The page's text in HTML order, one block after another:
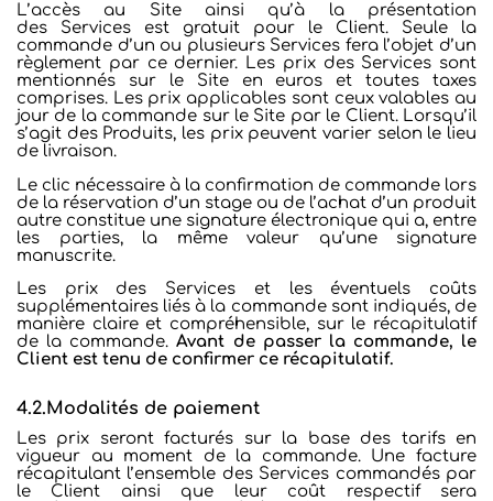
L’accès au Site ainsi qu’à la présentation
des Services est gratuit pour le Client. Seule la
commande d’un ou plusieurs Services fera l’objet d’un
règlement par ce dernier. Les prix des Services sont
mentionnés sur le Site en euros et toutes taxes
comprises. Les prix applicables sont ceux valables au
jour de la commande sur le Site par le Client. Lorsqu’il
s’agit des Produits, les prix peuvent varier selon le lieu
de livraison.
Le clic nécessaire à la confirmation de commande lors
de la réservation d’un stage ou de l’achat d’un produit
autre constitue une signature électronique qui a, entre
les parties, la même valeur qu’une signature
manuscrite.
Les prix des Services et les éventuels coûts
supplémentaires liés à la commande sont indiqués, de
manière claire et compréhensible, sur le récapitulatif
de la commande.Avant de passer la commande, le
Client est tenu de confirmer ce récapitulatif.
4.2.Modalités de paiement
Les prix seront facturés sur la base des tarifs en
vigueur au moment de la commande. Une facture
récapitulant l’ensemble des Services commandés par
le Client ainsi que leur coût respectif sera